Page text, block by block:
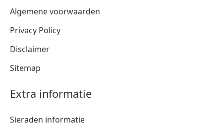
Algemene voorwaarden
Privacy Policy
Disclaimer
Sitemap
Extra informatie
Sieraden informatie